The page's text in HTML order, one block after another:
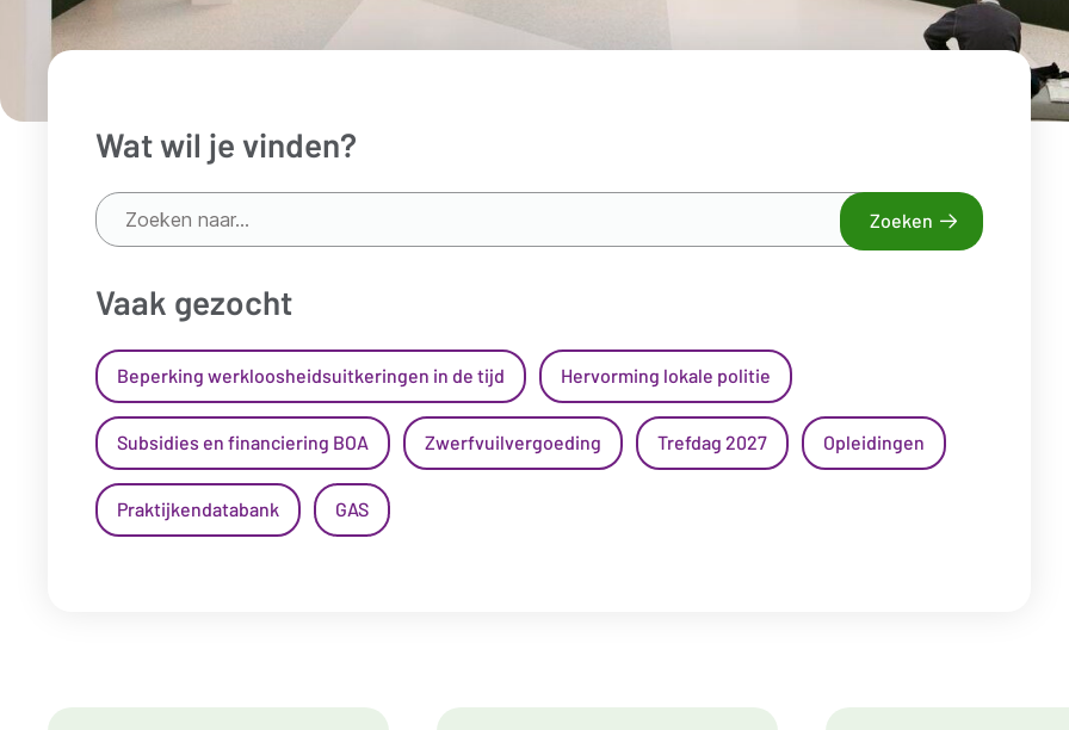
Wat wil je vinden?
Zoeken
naar...
Zoeken
Vaak gezocht
Beperking werkloosheidsuitkeringen in de tijd Hervorming lokale politie
Subsidies en financiering BOA Zwerfvuilvergoeding Trefdag 2027 Opleidingen
Praktijkendatabank GAS